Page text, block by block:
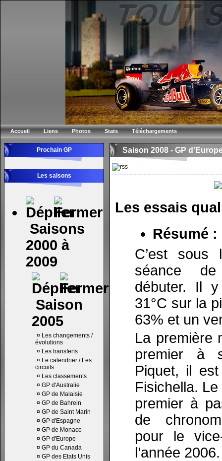
Accueil Liens Photos Stats Téléchargements
Prochain GP
Les saisons
Saisons
2000 à
2009
Saison
2005
¤ Les changements /
évolutions
¤ Les transferts
¤ Le calendrier / Les
circuits
¤ Les classements
¤ GP d'Australie
¤ GP de Malaisie
¤ GP de Bahrein
¤ GP de Saint Marin
¤ GP d'Espagne
¤ GP de Monaco
¤ GP d'Europe
¤ GP du Canada
¤ GP des Etats Unis
Saison 2008 - GP
Les essais
Résumé :
C’est
séance
débuter. Il
31°C sur la
63% et un
La première
premier à
Piquet, il
Fisichella.
premier à
de
pour le
l’année 2006.